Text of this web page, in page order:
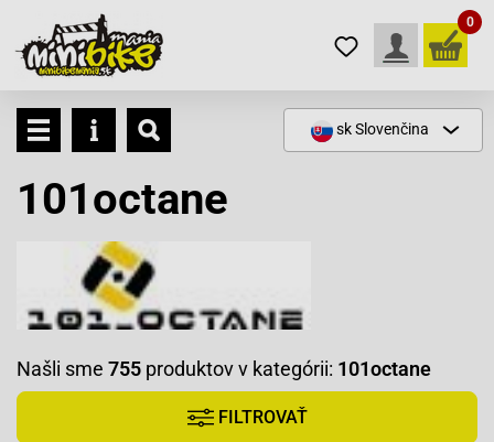
0
skSlovenčina
101octane
Našli sme 755 produktov v kategórii: 101octane
FILTROVAŤ